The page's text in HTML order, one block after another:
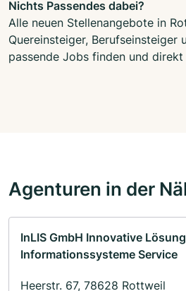
Nichts Passendes dabei?
Alle neuen Stellenangebote in
Quereinsteiger, Berufseinsteiger
passende Jobs finden und direkt
Agenturen in der
InLIS GmbH Innovative
Informationssysteme Service
Heerstr. 67, 78628 Rottweil